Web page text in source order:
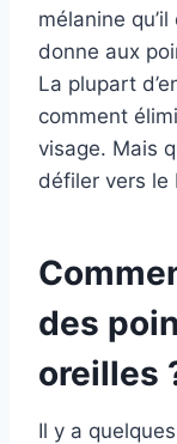
mélanine qu’il
donne aux
La plupart
comment
visage. Mais
défiler vers le
des
oreilles
Il y a